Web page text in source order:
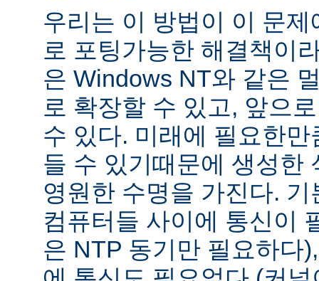
우리는 이 방법이 이 문
로 포팅가능한 해결책이
은 Windows NT와 같은
로 확장할 수 있고, 앞으
수 있다. 미래에 필요한
들 수 있기때문에 생성한
영원한 수명을 가진다.
컴퓨터들 사이에 통신이
은 NTP 동기만 필요하다